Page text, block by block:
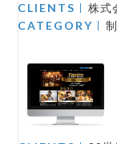
CLIENTS 株式
CATEGORY